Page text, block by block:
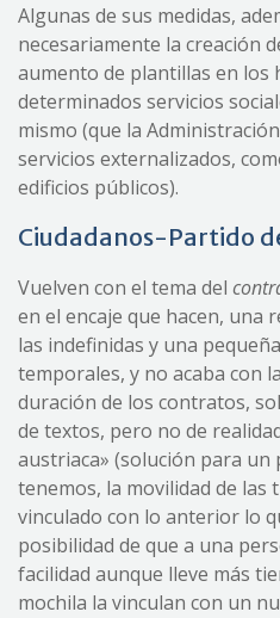
Algunas de sus medidas,
necesariamente la creación
aumento de plantillas en los
determinados servicios
mismo (que la
servicios externalizados,
edificios públicos).
Ciudadanos-Partido
Vuelven con el tema del
en el encaje que hacen, una
las indefinidas y una
temporales, y no acaba con
duración de los contratos,
de textos, pero no de
austriaca» (solución para un
tenemos, la movilidad de las
vinculado con lo anterior lo
posibilidad de que a una
facilidad aunque lleve más
mochila la vinculan con un